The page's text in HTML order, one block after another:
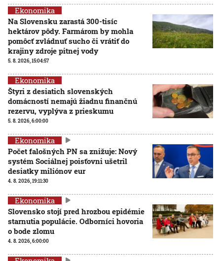
Ekonomika
Na Slovensku zarastá 300-tisíc
hektárov pôdy. Farmárom by mohla
pomôcť zvládnuť sucho či vrátiť do
krajiny zdroje pitnej vody
5. 8. 2026, 15:04:57
Ekonomika
Štyri z desiatich slovenských
domácností nemajú žiadnu finančnú
rezervu, vyplýva z prieskumu
5. 8. 2026, 6:00:00
Ekonomika
Počet falošných PN sa znižuje: Nový
systém Sociálnej poisťovni ušetril
desiatky miliónov eur
4. 8. 2026, 19:11:30
Ekonomika
Slovensko stojí pred hrozbou epidémie
starnutia populácie. Odborníci hovoria
o bode zlomu
4. 8. 2026, 6:00:00